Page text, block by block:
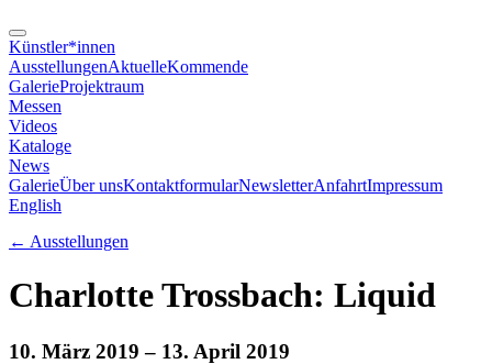
Künstler*innen
AusstellungenAktuelleKommende
GalerieProjektraum
Messen
Videos
Kataloge
News
GalerieÜber unsKontaktformularNewsletterAnfahrtImpressum
English
← Ausstellungen
Charlotte Trossbach: Liquid
10. März 2019 – 13. April 2019